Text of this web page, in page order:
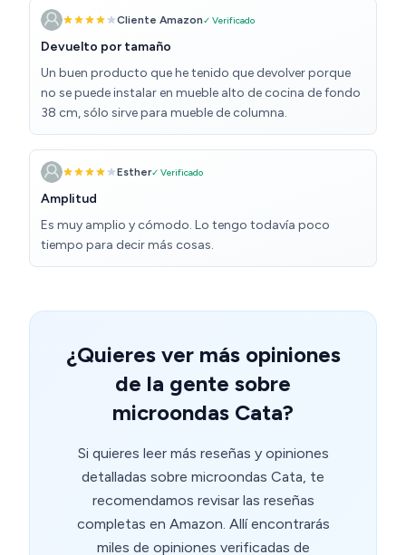
Cliente Amazon✓ Verificado
Devuelto por tamaño
Un buen producto que he tenido que devolver porque
no se puede instalar en mueble alto de cocina de fondo
38 cm, sólo sirve para mueble de columna.
Esther✓ Verificado
Amplitud
Es muy amplio y cómodo. Lo tengo todavía poco
tiempo para decir más cosas.
¿Quieres ver más opiniones
de la gente sobre
microondas Cata?
Si quieres leer más reseñas y opiniones
detalladas sobre microondas Cata, te
recomendamos revisar las reseñas
completas en Amazon. Allí encontrarás
miles de opiniones verificadas de